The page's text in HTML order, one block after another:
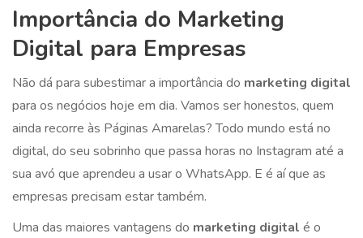
Importância do Marketing
Digital para Empresas
Não dá para subestimar a importância do marketing digital
para os negócios hoje em dia. Vamos ser honestos, quem
ainda recorre às Páginas Amarelas? Todo mundo está no
digital, do seu sobrinho que passa horas no Instagram até a
sua avó que aprendeu a usar o WhatsApp. E é aí que as
empresas precisam estar também.
Uma das maiores vantagens do marketing digital é o